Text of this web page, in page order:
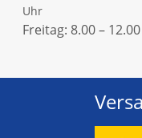
Uhr
Freitag: 8.00 –